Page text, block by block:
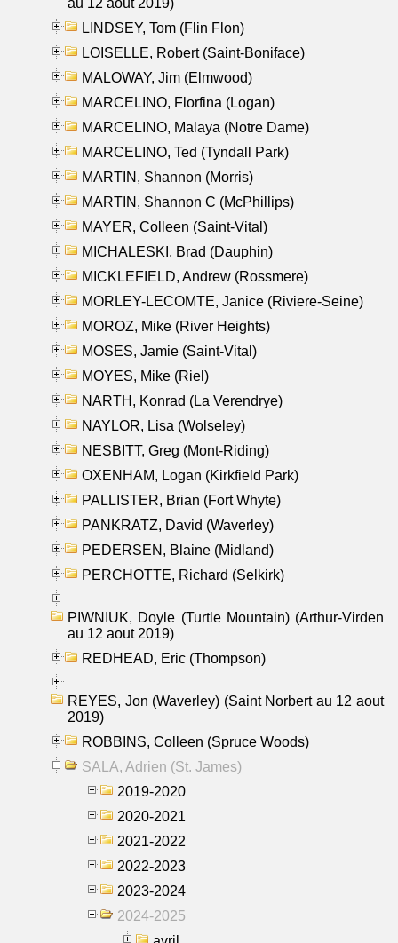
LINDSEY, Tom (Flin Flon)
LOISELLE, Robert (Saint-Boniface)
MALOWAY, Jim (Elmwood)
MARCELINO, Florfina (Logan)
MARCELINO, Malaya (Notre Dame)
MARCELINO, Ted (Tyndall Park)
MARTIN, Shannon (Morris)
MARTIN, Shannon C (McPhillips)
MAYER, Colleen (Saint-Vital)
MICHALESKI, Brad (Dauphin)
MICKLEFIELD, Andrew (Rossmere)
MORLEY-LECOMTE, Janice (Riviere-Seine)
MOROZ, Mike (River Heights)
MOSES, Jamie (Saint-Vital)
MOYES, Mike (Riel)
NARTH, Konrad (La Verendrye)
NAYLOR, Lisa (Wolseley)
NESBITT, Greg (Mont-Riding)
OXENHAM, Logan (Kirkfield Park)
PALLISTER, Brian (Fort Whyte)
PANKRATZ, David (Waverley)
PEDERSEN, Blaine (Midland)
PERCHOTTE, Richard (Selkirk)
PIWNIUK, Doyle (Turtle Mountain) (Arthur-Virden
au 12 aout 2019)
REDHEAD, Eric (Thompson)
REYES, Jon (Waverley) (Saint Norbert au 12 aout
2019)
ROBBINS, Colleen (Spruce Woods)
SALA, Adrien (St. James)
2019-2020
2020-2021
2021-2022
2022-2023
2023-2024
2024-2025